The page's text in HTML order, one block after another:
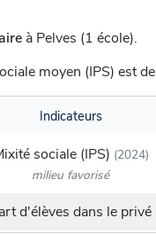
à Pelves (1 école).
moyen (IPS) est de
Indicateurs
sociale (IPS) (2024)
milieu favorisé
d'élèves dans le privé